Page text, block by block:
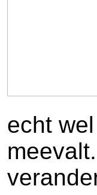
echt